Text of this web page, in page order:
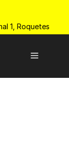
1, Roquetes